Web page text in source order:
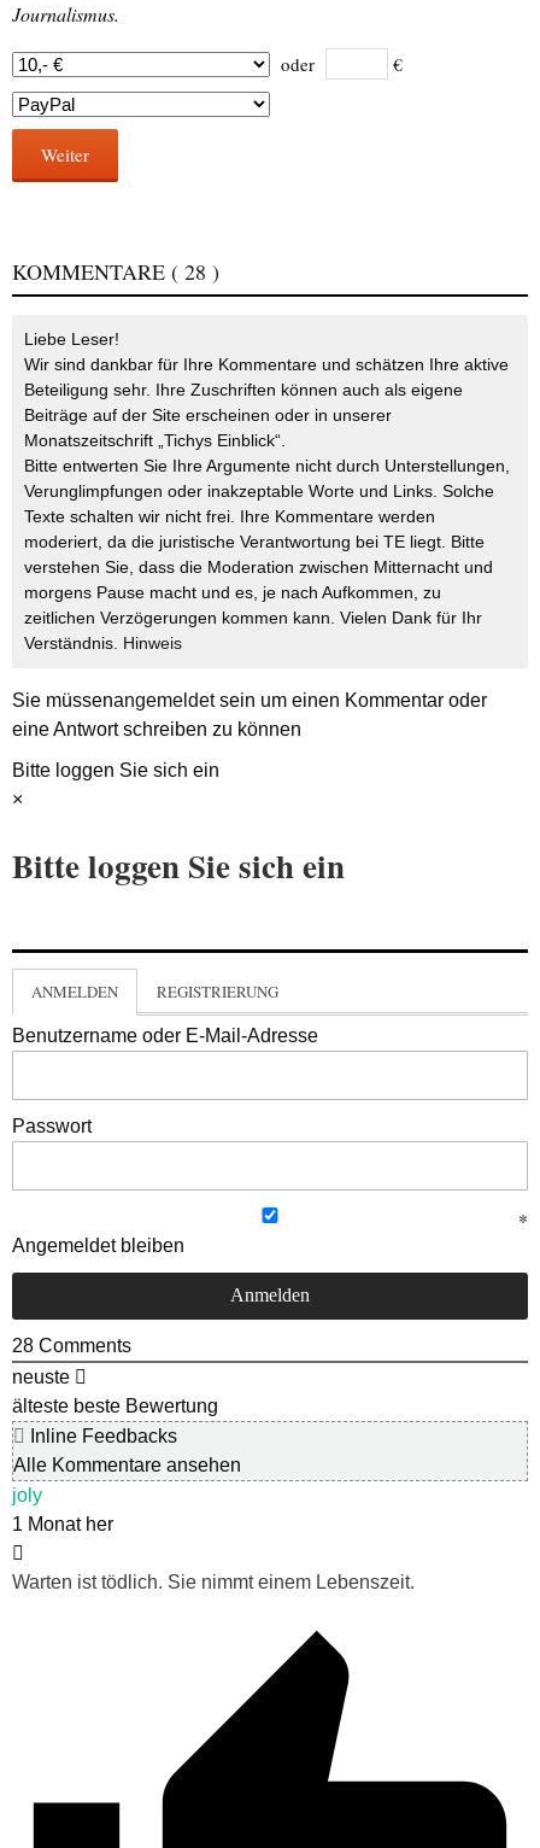
Journalismus.
oder €
Weiter
KOMMENTARE ( 28 )
Liebe Leser!
Wir sind dankbar für Ihre Kommentare und schätzen Ihre aktive
Beteiligung sehr. Ihre Zuschriften können auch als eigene
Beiträge auf der Site erscheinen oder in unserer
Monatszeitschrift „Tichys Einblick“.
Bitte entwerten Sie Ihre Argumente nicht durch Unterstellungen,
Verunglimpfungen oder inakzeptable Worte und Links. Solche
Texte schalten wir nicht frei. Ihre Kommentare werden
moderiert, da die juristische Verantwortung bei TE liegt. Bitte
verstehen Sie, dass die Moderation zwischen Mitternacht und
morgens Pause macht und es, je nach Aufkommen, zu
zeitlichen Verzögerungen kommen kann. Vielen Dank für Ihr
Verständnis. Hinweis
Sie müssenangemeldetsein um einen Kommentar oder
eine Antwort schreiben zu können
Bitte loggen Sie sich ein
×
Bitte loggen Sie sich ein
ANMELDEN REGISTRIERUNG
Benutzername oder E-Mail-Adresse
Passwort
Angemeldet bleiben
28 Comments
neuste
älteste beste Bewertung
Inline Feedbacks
Alle Kommentare ansehen
joly
1 Monat her
Warten ist tödlich. Sie nimmt einem Lebenszeit.